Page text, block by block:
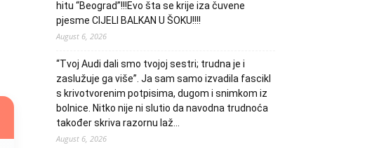
hitu “Beograd”!!!Evo šta se krije iza čuvene
pjesme CIJELI BALKAN U ŠOKU!!!!
August 6, 2026
“Tvoj Audi dali smo tvojoj sestri; trudna je i
zaslužuje ga više”. Ja sam samo izvadila fascikl
s krivotvorenim potpisima, dugom i snimkom iz
bolnice. Nitko nije ni slutio da navodna trudnoća
također skriva razornu laž…
August 6, 2026